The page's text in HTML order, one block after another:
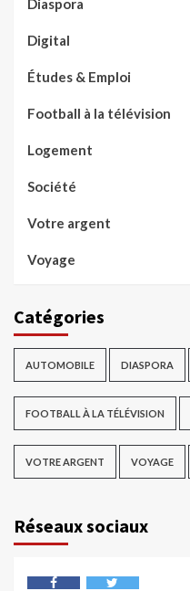
Diaspora
Digital
Études & Emploi
Football à la télévision
Logement
Société
Votre argent
Voyage
Catégories
AUTOMOBILE DIASPORA
FOOTBALL À LA TÉLÉVISION
VOTRE ARGENT VOYAGE
Réseaux sociaux